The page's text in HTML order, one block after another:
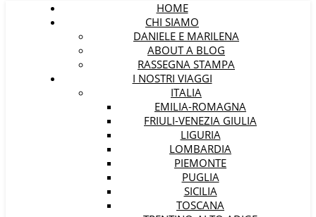
HOME
CHI SIAMO
DANIELE E MARILENA
ABOUT A BLOG
RASSEGNA STAMPA
I NOSTRI VIAGGI
ITALIA
EMILIA-ROMAGNA
FRIULI-VENEZIA GIULIA
LIGURIA
LOMBARDIA
PIEMONTE
PUGLIA
SICILIA
TOSCANA